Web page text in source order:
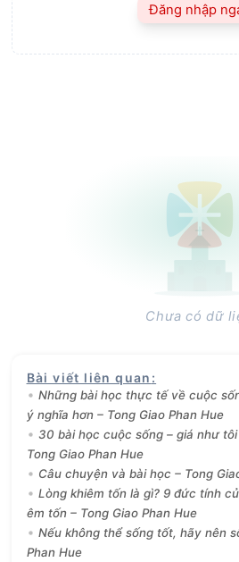
Đăng nhập
Chưa có dữ
Bài viết liên quan :
Những bài học thực tế về cuộc
ý nghĩa hơn – Tong Giao Phan Hue
30 bài học cuộc sống – giá như
Tong Giao Phan Hue
Câu chuyện và bài học – Tong
Lòng khiêm tốn là gì? 9 đức tính
êm tốn – Tong Giao Phan Hue
Nếu không thể sống tốt, hãy nên
Phan Hue